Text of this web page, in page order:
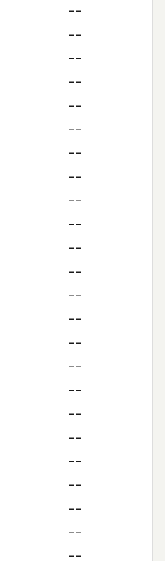
--
--
--
--
--
--
--
--
--
--
--
--
--
--
--
--
--
--
--
--
--
--
--
--